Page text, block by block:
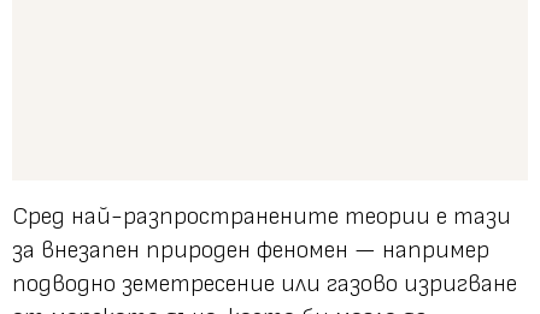
Сред най-разпространените теории е тази
за внезапен природен феномен — например
подводно земетресение или газово изригване